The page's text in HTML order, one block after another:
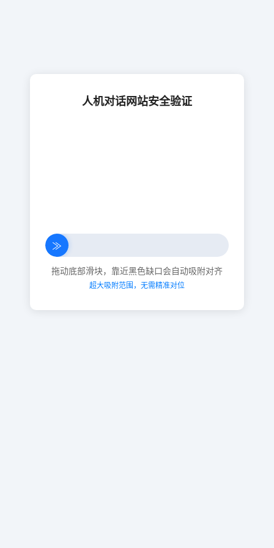
人机对话网站安全验证
≫
拖动底部滑块，靠近黑色缺口会自动吸附对齐
超大吸附范围，无需精准对位